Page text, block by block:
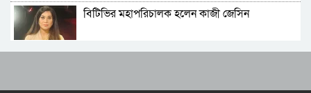
চলতি সপ্তাহে ইরানে ভয়াবহ হামলার প্রস্তুতি নিচ্ছে
বিটিভির মহাপরিচালক হলেন কাজী জেসিন
র‍্যাব বিলুপ্ত করে আনা হচ্ছে নতুন বাহিনী